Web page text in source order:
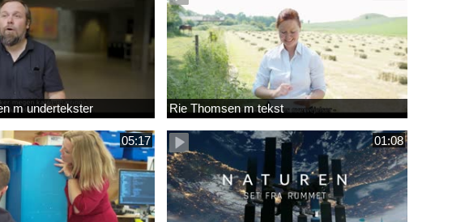
m undertekster Rie Thomsen m tekst
05:17 01:08